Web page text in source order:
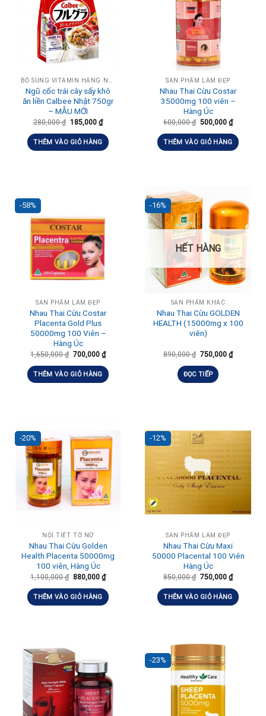
Ngũ cốc trái cây sấy khô
ăn liền Calbee Nhật 750gr
– MẪU MỚI
280,000₫ 185,000 ₫
THÊM VÀO GIỎ HÀNG
SẢN PHẨM LÀM ĐẸP
Nhau Thai Cừu Costar
35000mg 100 viên –
Hàng Úc
600,000₫ 500,000 ₫
THÊM VÀO GIỎ HÀNG
-58%
SẢN PHẨM LÀM ĐẸP
Nhau Thai Cừu Costar
Placenta Gold Plus
50000mg 100 Viên –
Hàng Úc
1,650,000₫ 700,000 ₫
THÊM VÀO GIỎ HÀNG
-16%
HẾT HÀNG
SẢN PHẨM KHÁC
Nhau Thai Cừu GOLDEN
HEALTH (15000mg x 100
viên)
890,000₫ 750,000 ₫
ĐỌC TIẾP
-20%
NỘI TIẾT TỐ NỮ
Nhau Thai Cừu Golden
Health Placenta 50000mg
100 viên, Hàng Úc
1,100,000₫ 880,000 ₫
THÊM VÀO GIỎ HÀNG
-12%
SẢN PHẨM LÀM ĐẸP
Nhau Thai Cừu Maxi
50000 Placental 100 Viên
Hàng Úc
850,000₫ 750,000 ₫
THÊM VÀO GIỎ HÀNG
-23%